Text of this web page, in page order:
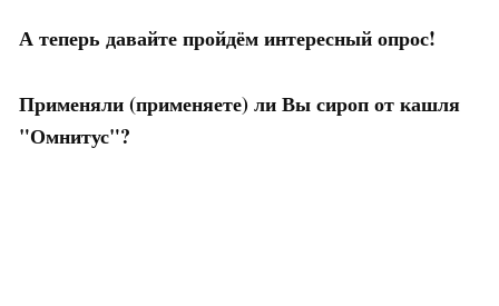
А теперь давайте пройдём интересный опрос!
Применяли (применяете) ли Вы сироп от кашля
"Омнитус"?